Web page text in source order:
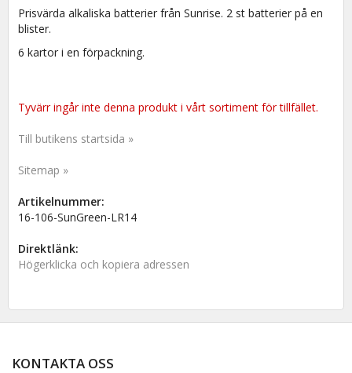
Prisvärda alkaliska batterier från Sunrise. 2 st batterier på en
blister.
6 kartor i en förpackning.
Tyvärr ingår inte denna produkt i vårt sortiment för tillfället.
Till butikens startsida »
Sitemap »
Artikelnummer:
16-106-SunGreen-LR14
Direktlänk:
Högerklicka och kopiera adressen
KONTAKTA OSS